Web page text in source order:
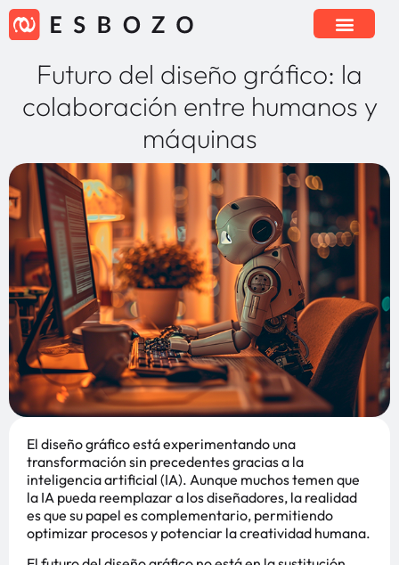
Futuro del diseño gráfico: la
colaboración entre humanos y
máquinas
El diseño gráfico está experimentando una
transformación sin precedentes gracias a la
inteligencia artificial (IA). Aunque muchos temen que
la IA pueda reemplazar a los diseñadores, la realidad
es que su papel es complementario, permitiendo
optimizar procesos y potenciar la creatividad humana.